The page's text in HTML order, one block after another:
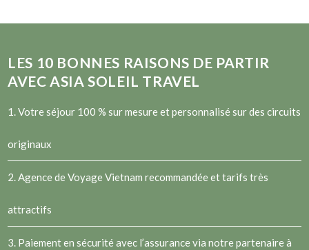
LES 10 BONNES RAISONS DE PARTIR
AVEC ASIA SOLEIL TRAVEL
1. Votre séjour 100 % sur mesure et personnalisé sur des circuits
originaux
2.Agence de Voyage Vietnam recommandée et tarifs très
attractifs
3. Paiement en sécurité avec l’assurance via notre partenaire à